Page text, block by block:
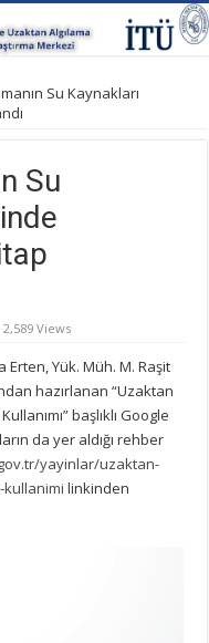
Su Kaynakları
Su
2,589 Views
Yük. Müh. M. Raşit
hazırlanan “Uzaktan
başlıklı Google
da yer aldığı rehber
yayinlar/uzaktan-
linkinden